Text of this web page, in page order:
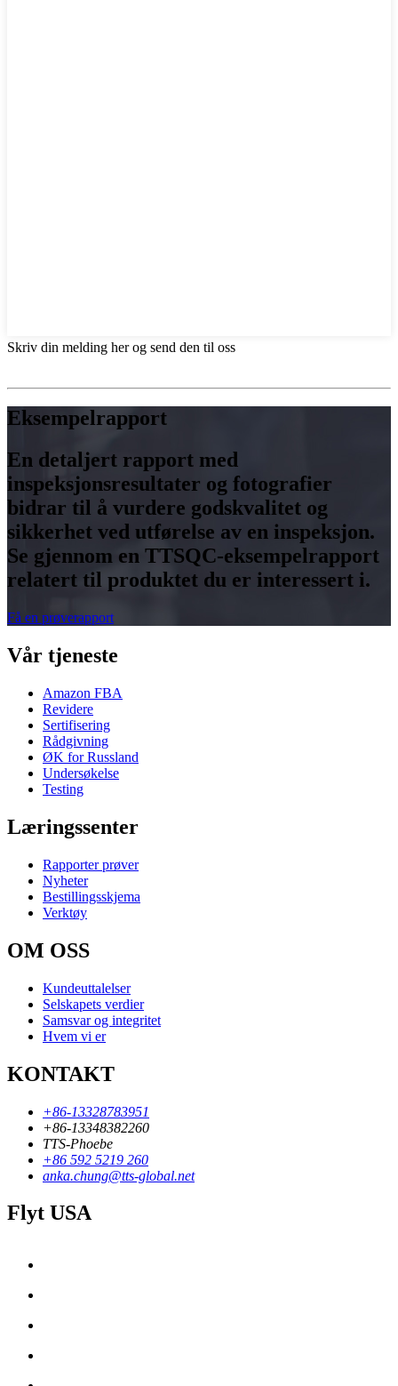
Skriv din melding her og send den til oss
Eksempelrapport
En detaljert rapport med
inspeksjonsresultater og fotografier
bidrar til å vurdere godskvalitet og
sikkerhet ved utførelse av en inspeksjon.
Se gjennom en TTSQC-eksempelrapport
relatert til produktet du er interessert i.
Få en prøverapport
Vår tjeneste
Amazon FBA
Revidere
Sertifisering
Rådgivning
ØK for Russland
Undersøkelse
Testing
Læringssenter
Rapporter prøver
Nyheter
Bestillingsskjema
Verktøy
OM OSS
Kundeuttalelser
Selskapets verdier
Samsvar og integritet
Hvem vi er
KONTAKT
+86-13328783951
+86-13348382260
TTS-Phoebe
+86 592 5219 260
anka.chung@tts-global.net
Flyt USA